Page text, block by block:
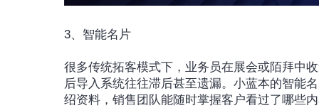
3、智能名片
很多传统拓客模式下，业务员在展会或陌拜中
后导入系统往往滞后甚至遗漏。小蓝本的智能
绍资料，销售团队能随时掌握客户看过了哪些